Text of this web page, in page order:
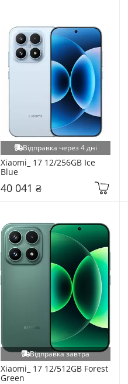
Відправка через 4 дні
Xiaomi_ 17 12/256GB Ice
Blue
40 041 ₴
Відправка завтра
Xiaomi_ 17 12/512GB Forest
Green